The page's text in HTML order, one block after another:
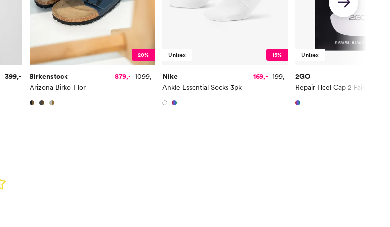
399,-
20%
Birkenstock
Arizona Birko-Flor
879,- 1099,-
Unisex 15%
Nike
Ankle Essential Socks 3pk
169,- 199,-
Unisex
2GO
Repair Heel Cap 2 Pair